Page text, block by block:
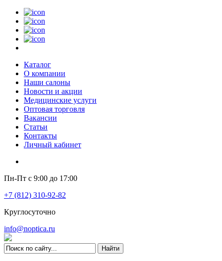
Каталог
О компании
Наши салоны
Новости и акции
Медицинские услуги
Оптовая торговля
Вакансии
Статьи
Контакты
Личный кабинет
Пн-Пт с 9:00 до 17:00
+7 (812) 310-92-82
Круглосуточно
info@noptica.ru